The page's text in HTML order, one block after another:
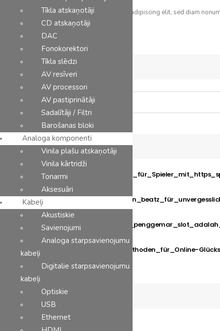
Ražotāji Kontakti
Lorem ipsum dolor sit amet, consectetuer adipiscing elit, sed diam
Latest Posts
August 1, 2026
August 4, 2026
Bevorzugte_Zahlungsmethoden_für_Online-
Categories
Tīkla atskaņotāji
CD atskaņotāji
DAC
Fonokorektori
Tīkla slēdzi
AV resīveri
AV processori
AV pastiprinātāji
Sadalītāji / Filtri
Barošanas bloki
Analoga komponenti
Vinila plašu atskaņotāji
Vinila kārtridži
Tonarmi
Aksesuāri
Kabeļi
Akustiskie
Savienojumi
Analoga starpsavienojumu
kabeļi
Digitalie starpsavienojumu
kabeļi
Optiskie
USB
Ethernet